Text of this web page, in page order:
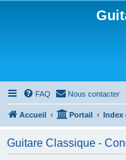
FAQ Nous contacter
Accueil Portail Index
Guitare Classique -